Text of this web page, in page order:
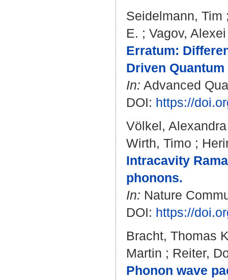
Seidelmann, Tim
E. ; Vagov, Alexei
Erratum:
Driven
In: Advanced
DOI: https://
Völkel, Alexandra
Wirth, Timo ;
Intracavity
phonons.
In: Nature
DOI: https://
Bracht, Thomas
Martin ; Reiter,
Phonon wave